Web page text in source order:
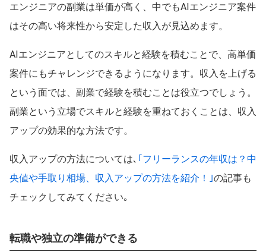
エンジニアの副業は単価が高く、中でもAIエンジニア案件
はその高い将来性から安定した収入が見込めます。
AIエンジニアとしてのスキルと経験を積むことで、高単価
案件にもチャレンジできるようになります。収入を上げる
という面では、副業で経験を積むことは役立つでしょう。
副業という立場でスキルと経験を重ねておくことは、収入
アップの効果的な方法です。
収入アップの方法については､ ｢フリーランスの年収は？中
央値や手取り相場、収入アップの方法を紹介！｣の記事も
チェックしてみてください｡
転職や独立の準備ができる